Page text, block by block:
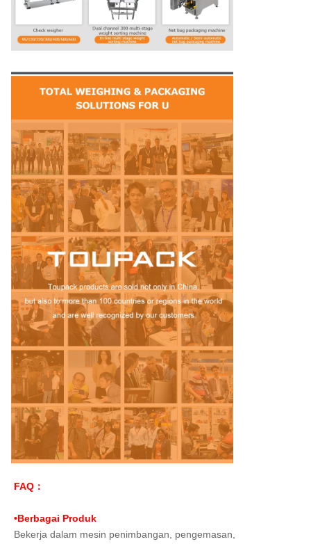
FAQ：
•Berbagai Produk
Bekerja dalam mesin penimbangan, pengemasan,